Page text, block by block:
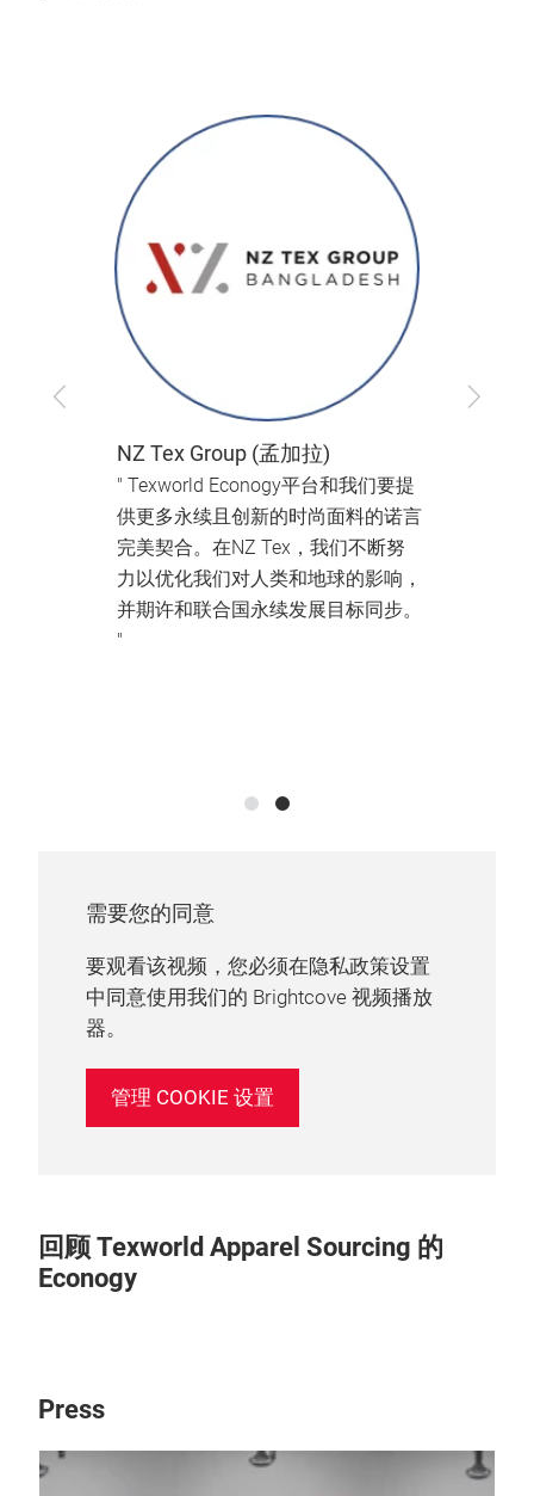
Previous Next
NZ Tex Group (孟加拉)
" Texworld Econogy平台和我们要提
供更多永续且创新的时尚面料的诺言
完美契合。在NZ Tex，我们不断努
力以优化我们对人类和地球的影响，
并期许和联合国永续发展目标同步。
"
需要您的同意
要观看该视频，您必须在隐私政策设置
中同意使用我们的 Brightcove 视频播放
器。
管理 COOKIE 设置
回顾 Texworld Apparel Sourcing 的
Econogy
Press